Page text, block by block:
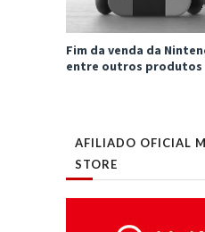
Fim da venda da
entre outros produtos
AFILIADO OFICIAL
STORE